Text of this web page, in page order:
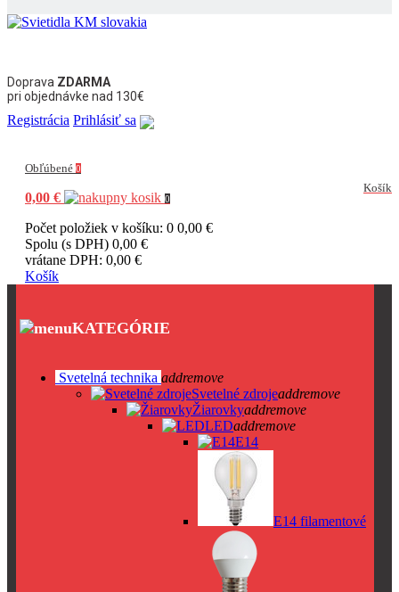
Doprava ZDARMA
pri objednávke nad 130€
Registrácia Prihlásiť sa
Obľúbené 0
Košík
0,00 € 0
Počet položiek v košíku: 0 0,00 €
Spolu (s DPH) 0,00 €
vrátane DPH: 0,00 €
Košík
KATEGÓRIE
Svetelná technika addremove
Svetelné zdrojeaddremove
Žiarovkyaddremove
LEDaddremove
E14
E14 filamentové